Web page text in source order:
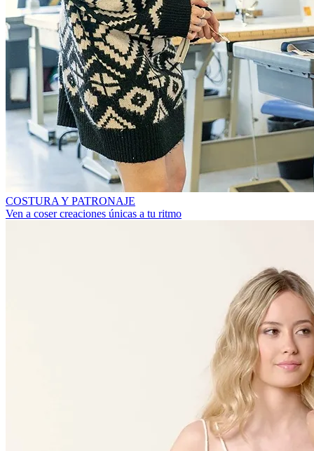
COSTURA Y PATRONAJE
Ven a coser creaciones únicas a tu ritmo